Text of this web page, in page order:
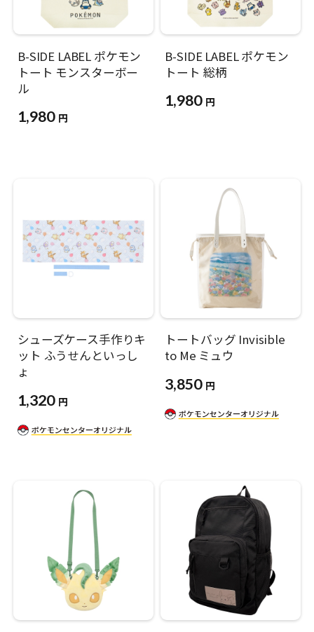
B-SIDE LABEL ポケモン
トート モンスターボー
ル
1,980 円
B-SIDE LABEL ポケモン
トート 総柄
1,980 円
シューズケース手作りキ
ット ふうせんといっし
ょ
1,320 円
トートバッグ Invisible
to Me ミュウ
3,850 円